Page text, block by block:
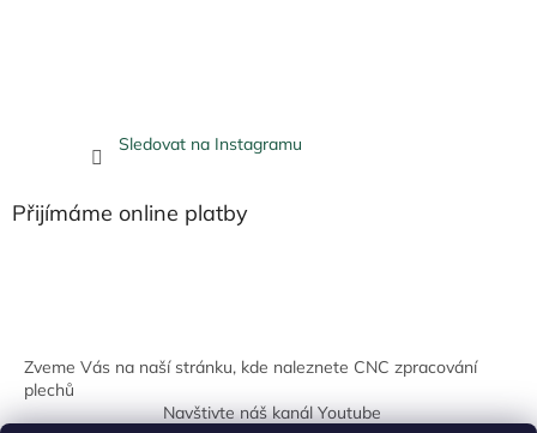
Sledovat na Instagramu
Přijímáme online platby
Zveme Vás na naší stránku, kde naleznete CNC zpracování
plechů
Navštivte náš kanál Youtube